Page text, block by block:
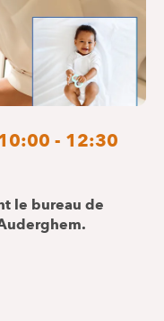
- 12:30
le bureau de